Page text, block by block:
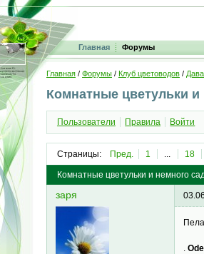
Главная Форумы
Главная / Форумы / Клуб цветоводов /
Комнатные цветульки
Пользователи Правила Войти
Страницы: Пред. 1 ... 18
Комнатные цветульки и немного
заря
.